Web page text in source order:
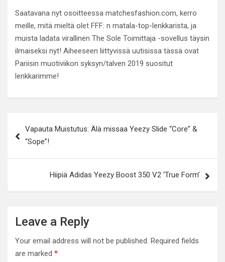
Saatavana nyt osoitteessa matchesfashion.com, kerro
meille, mitä mieltä olet FFF: n matala-top-lenkkarista, ja
muista ladata virallinen The Sole Toimittaja -sovellus täysin
ilmaiseksi nyt! Aiheeseen liittyvissä uutisissa tässä ovat
Pariisin muotiviikon syksyn/talven 2019 suositut
lenkkarimme!
navigation
Vapauta Muistutus: Älä missaa Yeezy Slide “Core” &
“Sope”!
Hiipiä Adidas Yeezy Boost 350 V2 ‘True Form’
Leave a Reply
Your email address will not be published. Required fields
are marked *